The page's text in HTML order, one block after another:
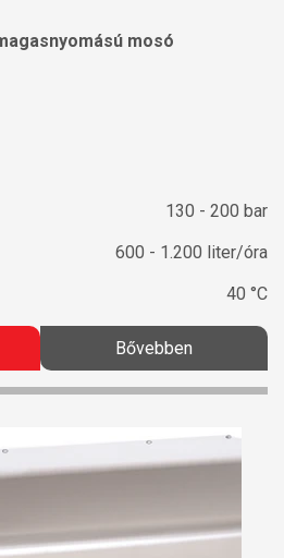
mosó
130 - 200 bar
600 - 1.200 liter/óra
40 °C
Bővebben